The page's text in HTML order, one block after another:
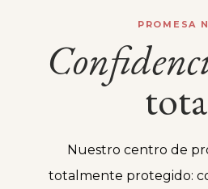
PROMESA
Nuestro centro de
totalmente protegido: